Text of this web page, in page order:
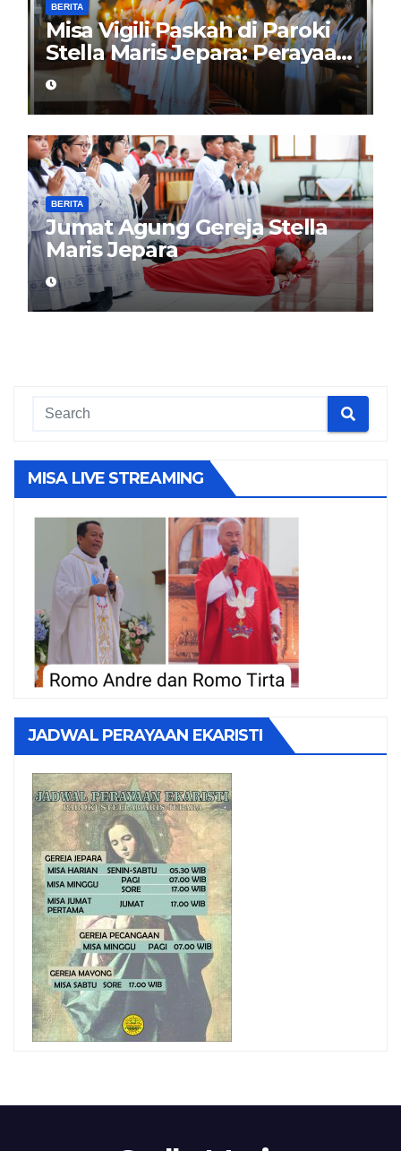
BERITA
Misa Vigili Paskah di Paroki
Stella Maris Jepara: Perayaan
Puncak Iman
BERITA
Jumat Agung Gereja Stella
Maris Jepara
MISA LIVE STREAMING
JADWAL PERAYAAN EKARISTI